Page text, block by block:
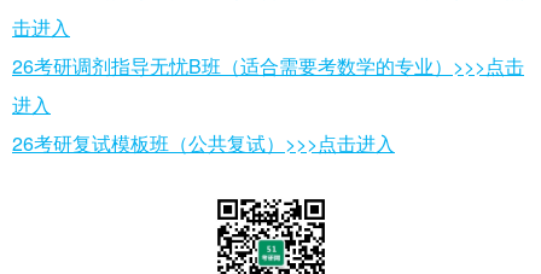
击进入
26考研调剂指导无忧B班（适合需要考数学的专业）>>>点击
进入
26考研复试模板班（公共复试）>>>点击进入